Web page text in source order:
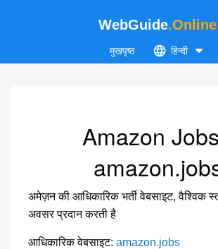
WebGuide.Online
मुखपृष्ठ हिन्दी
Amazon
अमेज़न की आधिकारिक भर्ती वेबसाइट, वैश्विक
अवसर प्रदान करती है
आधिकारिक वेबसाइट: amazon.jobs